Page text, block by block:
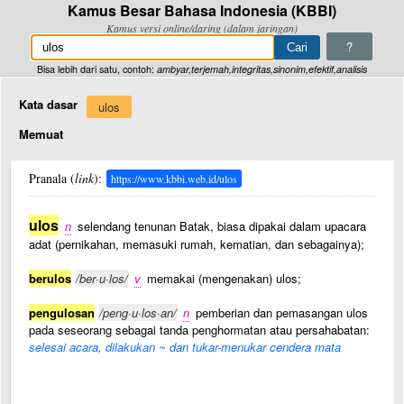
Kamus Besar Bahasa Indonesia (KBBI)
Kamus versi online/daring (dalam jaringan)
?
Bisa lebih dari satu, contoh: ambyar,terjemah,integritas,sinonim,efektif,analisis
Kata dasar
ulos
Memuat
Pranala (link): https://www.kbbi.web.id/ulos
ulos n selendang tenunan Batak, biasa dipakai dalam upacara
adat (pernikahan, memasuki rumah, kematian, dan sebagainya);
berulos /ber·u·los/ v memakai (mengenakan) ulos;
pengulosan /peng·u·los·an/ n pemberian dan pemasangan ulos
pada seseorang sebagai tanda penghormatan atau persahabatan:
selesai acara, dilakukan ~ dan tukar-menukar cendera mata